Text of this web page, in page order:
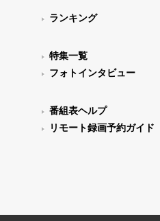
ランキング
特集一覧
フォトインタビュー
番組表ヘルプ
リモート録画予約ガイド